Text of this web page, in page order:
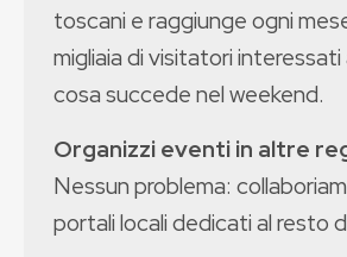
toscani e raggiunge ogni
migliaia di visitatori interessati
cosa succede nel weekend.
Organizzi eventi in altre
Nessun problema:
portali locali dedicati al resto